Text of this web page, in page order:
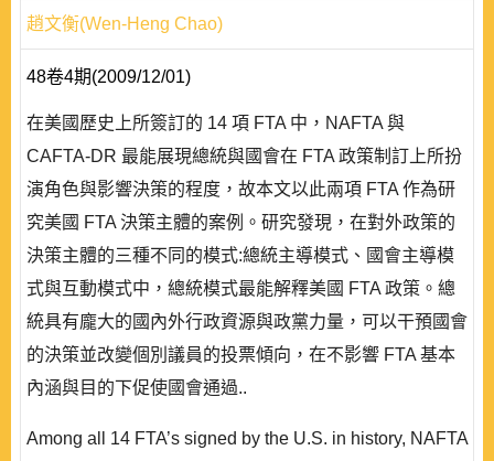
趙文衡(Wen-Heng Chao)
48卷4期(2009/12/01)
在美國歷史上所簽訂的 14 項 FTA 中，NAFTA 與
CAFTA-DR 最能展現總統與國會在 FTA 政策制訂上所扮
演角色與影響決策的程度，故本文以此兩項 FTA 作為研
究美國 FTA 決策主體的案例。研究發現，在對外政策的
決策主體的三種不同的模式:總統主導模式、國會主導模
式與互動模式中，總統模式最能解釋美國 FTA 政策。總
統具有龐大的國內外行政資源與政黨力量，可以干預國會
的決策並改變個別議員的投票傾向，在不影響 FTA 基本
內涵與目的下促使國會通過..
Among all 14 FTA’s signed by the U.S. in history, NAFTA